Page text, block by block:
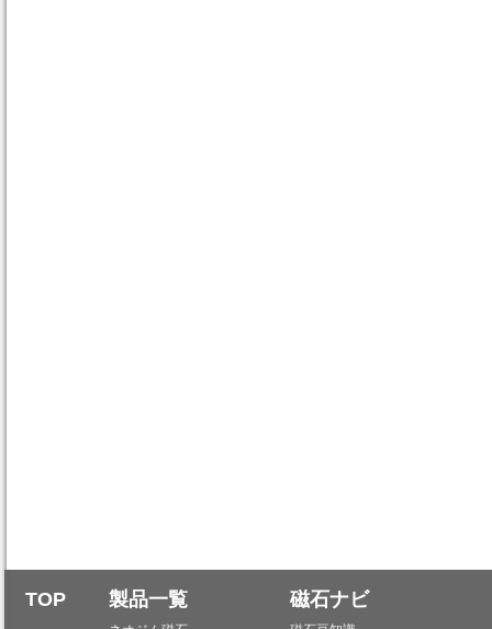
TOP 製品一覧 磁石ナビ